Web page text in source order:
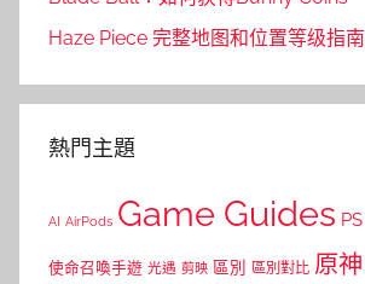
Haze Piece 完整地图和位置等级指南
熱門主題
AI AirPods Game Guides PS
使命召喚手遊 光遇 剪映 區別 區別對比 原神